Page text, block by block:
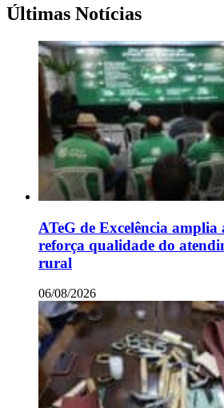
Últimas Notícias
ATeG de Excelência
reforça qualidade do
rural
06/08/2026